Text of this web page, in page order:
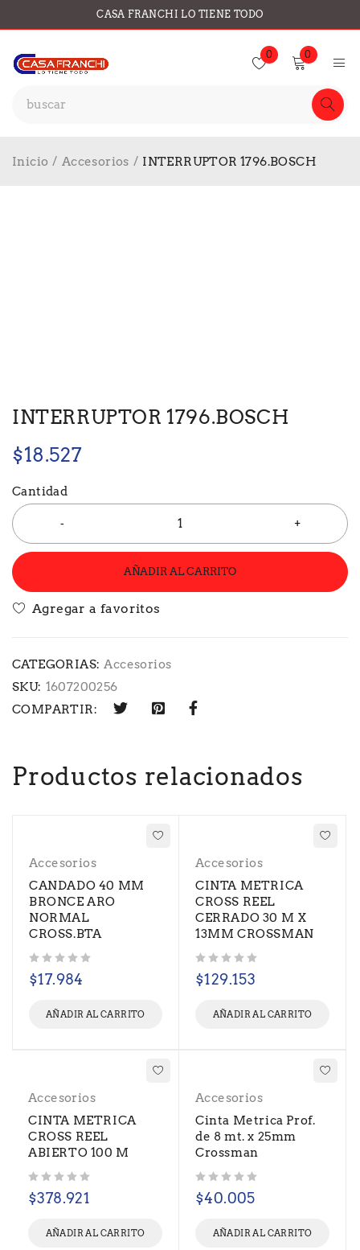
CASA FRANCHI LO TIENE TODO
0 0
Inicio / Accesorios / INTERRUPTOR 1796.BOSCH
INTERRUPTOR 1796.BOSCH
$18.527
Cantidad
AÑADIR AL CARRITO
CATEGORIAS: Accesorios
SKU: 1607200256
COMPARTIR:
Productos relacionados
Accesorios
CANDADO 40 MM
BRONCE ARO
NORMAL
CROSS.BTA
$17.984
AÑADIR AL CARRITO
Accesorios
CINTA METRICA
CROSS REEL
CERRADO 30 M X
13MM CROSSMAN
$129.153
AÑADIR AL CARRITO
Accesorios
CINTA METRICA
CROSS REEL
ABIERTO 100 M
$378.921
AÑADIR AL CARRITO
Accesorios
Cinta Metrica Prof.
de 8 mt. x 25mm
Crossman
$40.005
AÑADIR AL CARRITO